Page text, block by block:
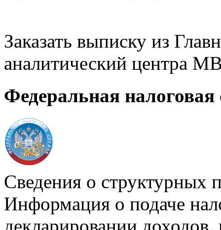
Заказать выписку из
аналитический центра
Федеральная налоговая
Сведения о структурных
Информация о подаче